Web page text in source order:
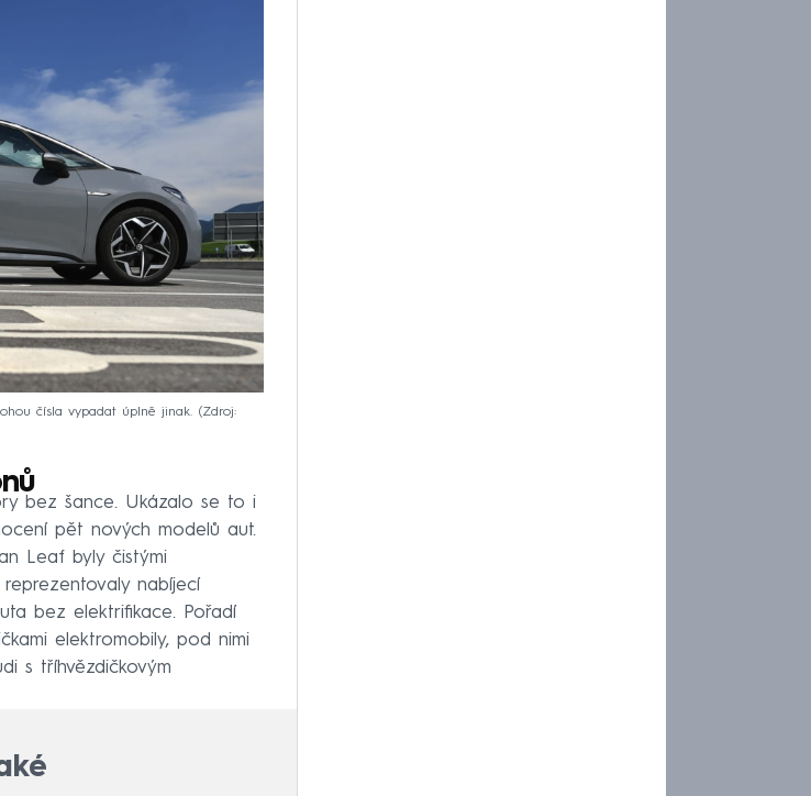
čísla vypadat úplně jinak.
Zdroj:
bez šance. Ukázalo se to i
pět nových modelů aut.
Leaf byly čistými
nabíjecí
bez elektrifikace. Pořadí
elektromobily, pod nimi
s tříhvězdičkovým